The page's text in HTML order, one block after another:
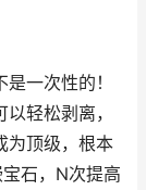
一次性的！
轻松剥离，
为顶级，根本
石，N次提高